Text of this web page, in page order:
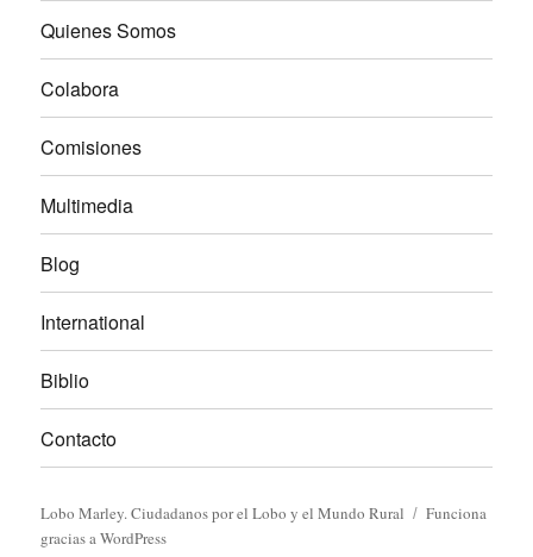
Quienes Somos
Colabora
Comisiones
Multimedia
Blog
International
Biblio
Contacto
Lobo Marley. Ciudadanos por el Lobo y el Mundo Rural
Funciona
gracias a WordPress